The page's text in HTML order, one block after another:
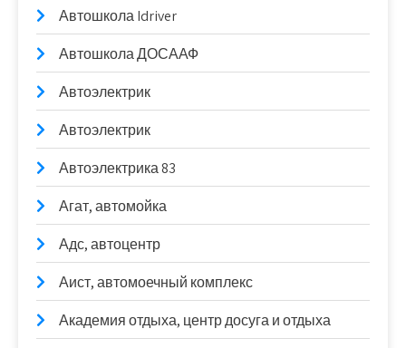
Автошкола Idriver
Автошкола ДОСААФ
Автоэлектрик
Автоэлектрик
Автоэлектрика 83
Агат, автомойка
Адс, автоцентр
Аист, автомоечный комплекс
Академия отдыха, центр досуга и отдыха